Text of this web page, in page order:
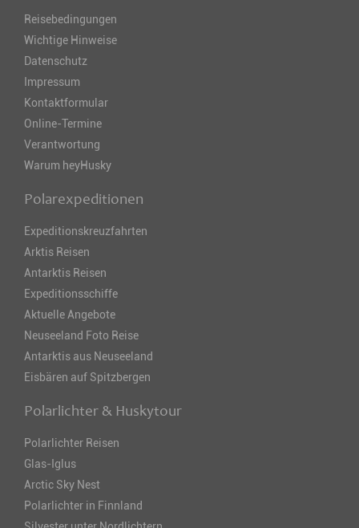
Reisebedingungen
Wichtige Hinweise
Datenschutz
Impressum
Kontaktformular
Online-Termine
Verantwortung
Warum heyHusky
Polarexpeditionen
Expeditionskreuzfahrten
Arktis Reisen
Antarktis Reisen
Expeditionsschiffe
Aktuelle Angebote
Neuseeland Foto Reise
Antarktis aus Neuseeland
Eisbären auf Spitzbergen
Polarlichter & Huskytour
Polarlichter Reisen
Glas-Iglus
Arctic Sky Nest
Polarlichter in Finnland